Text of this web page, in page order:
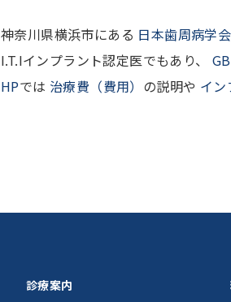
神奈川県横浜市にある 日本歯周病学
I.T.Iインプラント認定医でもあり、
HPでは 治療費（費用） の説明や イン
診療案内